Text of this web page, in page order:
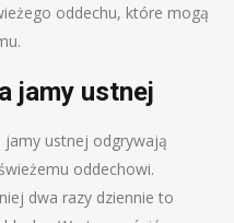
oddechu, które mogą
jamy ustnej
jamy ustnej odgrywają
oddechowi.
dwa razy dziennie to